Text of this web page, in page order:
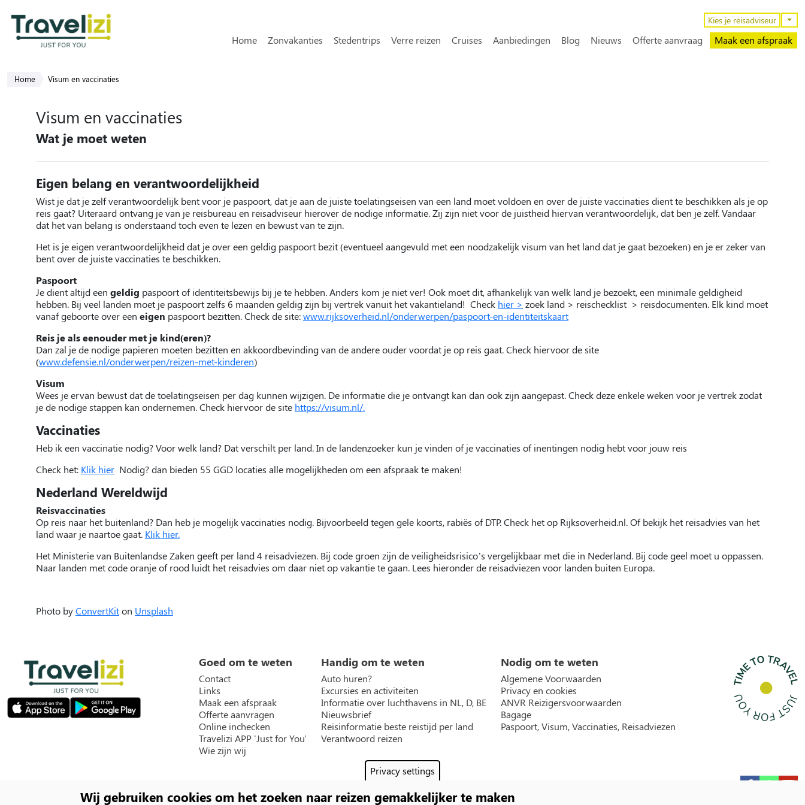
Privacy settings
Wij gebruiken cookies om het zoeken naar reizen gemakkelijker te maken
Kies je reisadviseur
Hoofdnavigatie
Home Zonvakanties Stedentrips Verre reizen Cruises Aanbiedingen Blog Nieuws Offerte aanvraag Maak een afspraak
Home Visum en vaccinaties
Visum en vaccinaties
Wat je moet weten
Eigen belang en verantwoordelijkheid
Wist je dat je zelf verantwoordelijk bent voor je paspoort, dat je aan de juiste toelatingseisen van een land moet voldoen en over de juiste vaccinaties dient te beschikken als je op
reis gaat? Uiteraard ontvang je van je reisbureau en reisadviseur hierover de nodige informatie. Zij zijn niet voor de juistheid hiervan verantwoordelijk, dat ben je zelf. Vandaar
dat het van belang is onderstaand toch even te lezen en bewust van te zijn.
Het is je eigen verantwoordelijkheid dat je over een geldig paspoort bezit (eventueel aangevuld met een noodzakelijk visum van het land dat je gaat bezoeken) en je er zeker van
bent over de juiste vaccinaties te beschikken.
Paspoort
Je dient altijd een geldig paspoort of identiteitsbewijs bij je te hebben. Anders kom je niet ver! Ook moet dit, afhankelijk van welk land je bezoekt, een minimale geldigheid
hebben. Bij veel landen moet je paspoort zelfs 6 maanden geldig zijn bij vertrek vanuit het vakantieland! Check hier > zoek land > reischecklist > reisdocumenten. Elk kind moet
vanaf geboorte over een eigen paspoort bezitten. Check de site:www.rijksoverheid.nl/onderwerpen/paspoort-en-identiteitskaart
Reis je als eenouder met je kind(eren)?
Dan zal je de nodige papieren moeten bezitten en akkoordbevinding van de andere ouder voordat je op reis gaat. Check hiervoor de site
(www.defensie.nl/onderwerpen/reizen-met-kinderen)
Visum
Wees je ervan bewust dat de toelatingseisen per dag kunnen wijzigen. De informatie die je ontvangt kan dan ook zijn aangepast. Check deze enkele weken voor je vertrek zodat
je de nodige stappen kan ondernemen. Check hiervoor de site https://visum.nl/.
Vaccinaties
Heb ik een vaccinatie nodig? Voor welk land? Dat verschilt per land. In de landenzoeker kun je vinden of je vaccinaties of inentingen nodig hebt voor jouw reis
Check het: Klik hier Nodig? dan bieden 55 GGD locaties alle mogelijkheden om een afspraak te maken!
Nederland Wereldwijd
Reisvaccinaties
Op reis naar het buitenland? Dan heb je mogelijk vaccinaties nodig. Bijvoorbeeld tegen gele koorts, rabiës of DTP. Check het op Rijksoverheid.nl. Of bekijk het reisadvies van het
land waar je naartoe gaat. Klik hier.
Het Ministerie van Buitenlandse Zaken geeft per land 4 reisadviezen. Bij code groen zijn de veiligheidsrisico’s vergelijkbaar met die in Nederland. Bij code geel moet u oppassen.
Naar landen met code oranje of rood luidt het reisadvies om daar niet op vakantie te gaan. Lees hieronder de reisadviezen voor landen buiten Europa.
Photo byConvertKiton Unsplash
Goed om te weten
Contact
Links
Maak een afspraak
Offerte aanvragen
Online inchecken
Travelizi APP 'Just for You'
Wie zijn wij
Handig om te weten
Auto huren?
Excursies en activiteiten
Informatie over luchthavens in NL, D, BE
Nieuwsbrief
Reisinformatie beste reistijd per land
Verantwoord reizen
Nodig om te weten
Algemene Voorwaarden
Privacy en cookies
ANVR Reizigersvoorwaarden
Bagage
Paspoort, Visum, Vaccinaties, Reisadviezen